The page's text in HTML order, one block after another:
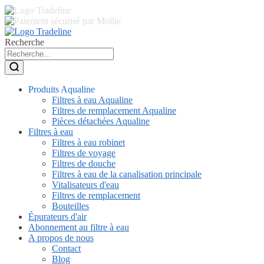
Recherche
Produits Aqualine
Filtres à eau Aqualine
Filtres de remplacement Aqualine
Pièces détachées Aqualine
Filtres à eau
Filtres à eau robinet
Filtres de voyage
Filtres de douche
Filtres à eau de la canalisation principale
Vitalisateurs d'eau
Filtres de remplacement
Bouteilles
Épurateurs d'air
Abonnement au filtre à eau
A propos de nous
Contact
Blog